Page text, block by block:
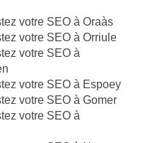
votre SEO à Oraàs
votre SEO à Orriule
votre SEO à
votre SEO à Espoey
votre SEO à Gomer
votre SEO à